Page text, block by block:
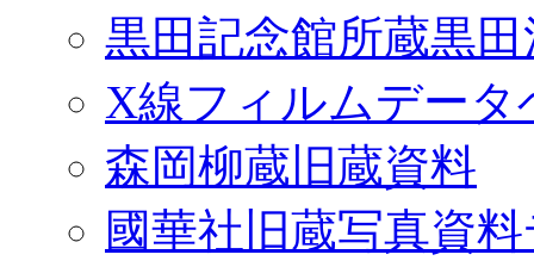
黒田記念館所蔵黒
X線フィルムデータ
森岡柳蔵旧蔵資料
國華社旧蔵写真資